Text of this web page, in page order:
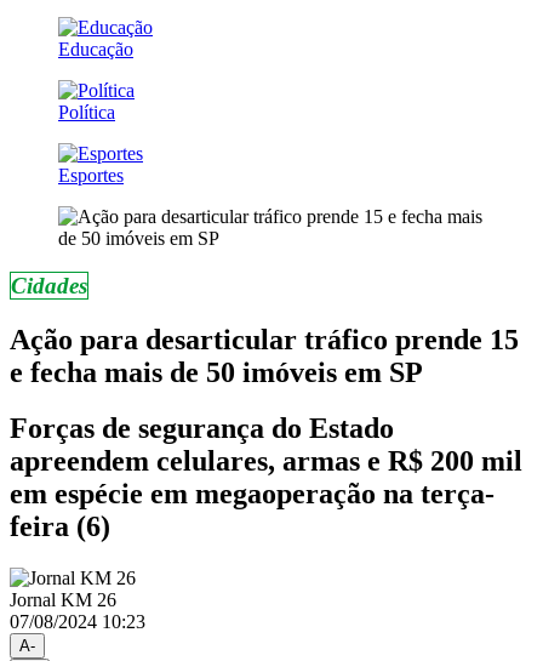
Educação
Política
Esportes
Cidades
Ação para desarticular tráfico prende 15
e fecha mais de 50 imóveis em SP
Forças de segurança do Estado
apreendem celulares, armas e R$ 200 mil
em espécie em megaoperação na terça-
feira (6)
Jornal KM 26
07/08/2024 10:23
A-